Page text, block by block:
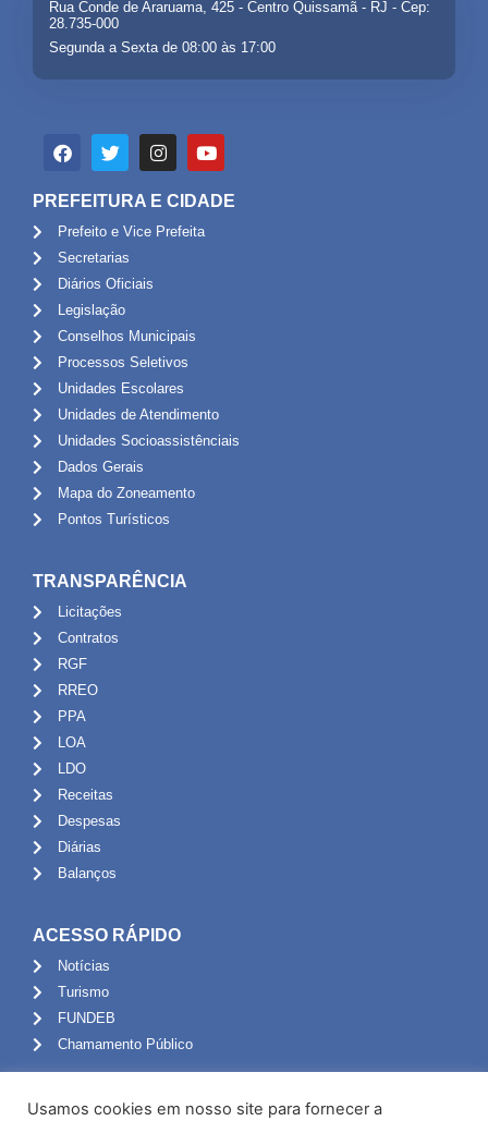
Rua Conde de Araruama, 425 - Centro Quissamã - RJ - Cep:
28.735-000
Segunda a Sexta de 08:00 às 17:00
PREFEITURA E CIDADE
Prefeito e Vice Prefeita
Secretarias
Diários Oficiais
Legislação
Conselhos Municipais
Processos Seletivos
Unidades Escolares
Unidades de Atendimento
Unidades Socioassistênciais
Dados Gerais
Mapa do Zoneamento
Pontos Turísticos
TRANSPARÊNCIA
Licitações
Contratos
RGF
RREO
PPA
LOA
LDO
Receitas
Despesas
Diárias
Balanços
ACESSO RÁPIDO
Notícias
Turismo
FUNDEB
Chamamento Público
Usamos cookies em nosso site para fornecer a